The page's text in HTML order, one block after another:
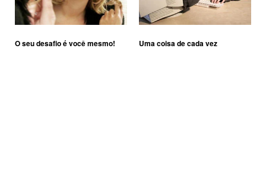
O seu desafio é você mesmo! Uma coisa de cada vez